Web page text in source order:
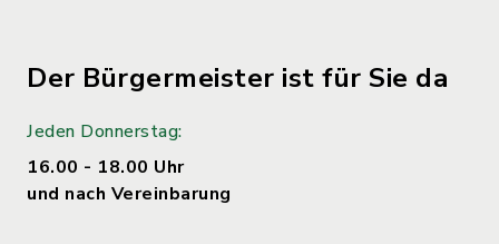
Der Bürgermeister ist für Sie da
Jeden Donnerstag:
16.00 - 18.00 Uhr
und nach Vereinbarung